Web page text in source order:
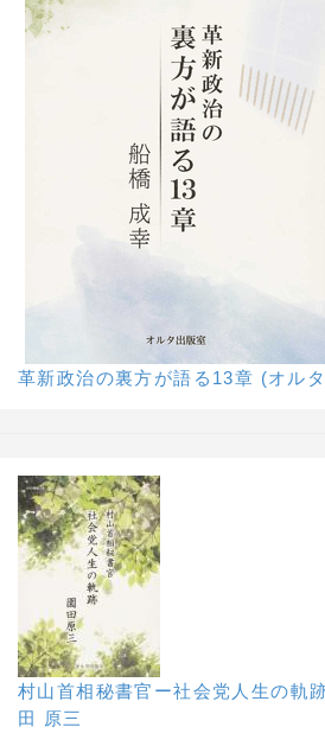
革新政治の裏方が語る13章 (オル
村山首相秘書官ー社会党人生の
田 原三